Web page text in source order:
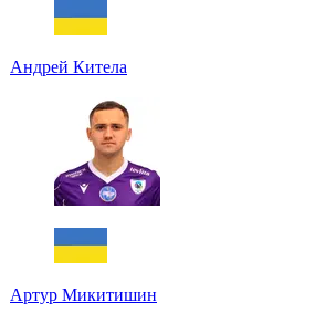
Андрей Китела
Артур Микитишин